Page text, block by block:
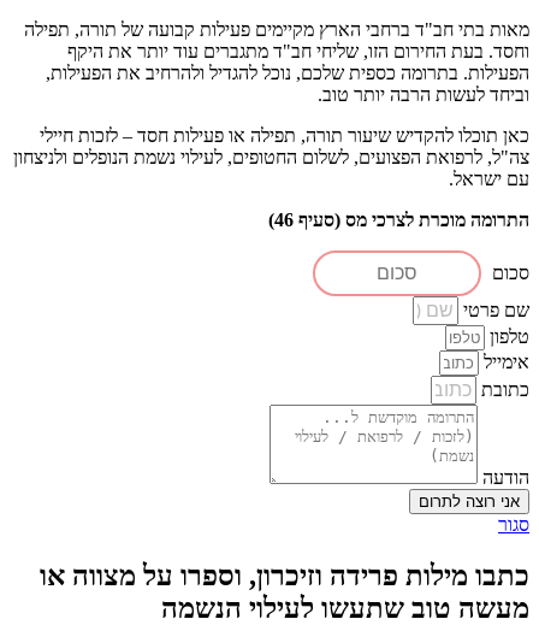
מאות בתי חב"ד ברחבי הארץ מקיימים פעילות קבועה של תורה, תפילה
וחסד. בעת החירום הזו, שליחי חב"ד מתגברים עוד יותר את היקף
הפעילות. בתרומה כספית שלכם, נוכל להגדיל ולהרחיב את הפעילות,
וביחד לעשות הרבה יותר טוב.
כאן תוכלו להקדיש שיעור תורה, תפילה או פעילות חסד – לזכות חיילי
צה"ל, לרפואת הפצועים, לשלום החטופים, לעילוי נשמת הנופלים ולניצחון
עם ישראל.
התרומה מוכרת לצרכי מס (סעיף 46)
סכום
שם פרטי
טלפון
אימייל
כתובת
הודעה
אני רוצה לתרום
סגור
כתבו מילות פרידה וזיכרון, וספרו על מצווה או
מעשה טוב שתעשו לעילוי הנשמה